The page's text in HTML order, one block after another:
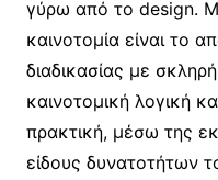
γύρω από το design.
καινοτομία είναι το
διαδικασίας με
καινοτομική λογική
πρακτική, μέσω της
είδους δυνατοτήτων